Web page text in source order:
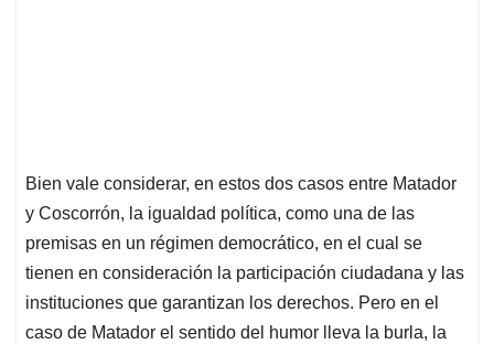
Bien vale considerar, en estos dos casos entre Matador
y Coscorrón, la igualdad política, como una de las
premisas en un régimen democrático, en el cual se
tienen en consideración la participación ciudadana y las
instituciones que garantizan los derechos. Pero en el
caso de Matador el sentido del humor lleva la burla, la